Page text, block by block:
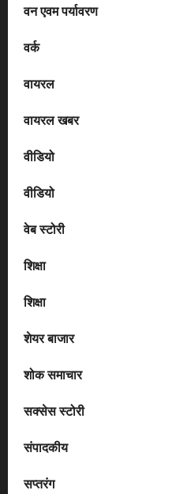
वन एवम पर्यावरण
वर्क
वायरल
वायरल खबर
वीडियो
वीडियो
वेब स्टोरी
शिक्षा
शिक्षा
शेयर बाजार
शोक समाचार
सक्सेस स्टोरी
संपादकीय
सप्तरंग